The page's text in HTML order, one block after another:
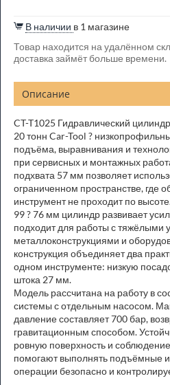
В наличии в 1 магазине
Товар находится на удалённом
доставка займёт больше времени.
Описание
CT-T1025 Гидравлический
20 тонн Car-Tool ?
подъёма, выравнивания и
при сервисных и монтажных
подхвата 57 мм позволяет
ограниченном пространстве, где
инструмент не проходит по
99 ? 76 мм цилиндр развивает
подходит для работы с тяжёлыми
металлоконструкциями и
конструкция объединяет два
одном инструменте: низкую
штока 27 мм.
Модель рассчитана на работу в
системы с отдельным насосом.
давление составляет 700 бар,
гравитационным способом.
ровную поверхность и
помогают выполнять подъёмные
операции безопасно и